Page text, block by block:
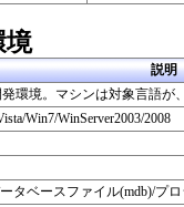
境
説明
環境。マシンは対象言語が
Win7/WinServer2003/2008
ータベースファイル(mdb)/プ